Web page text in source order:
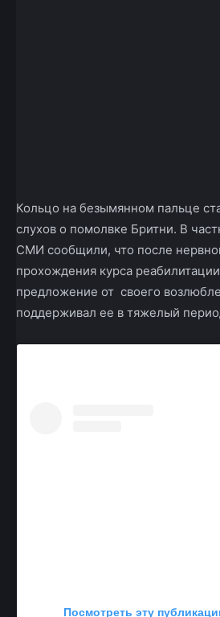
Кольцо на безымянном пальце
слухов о помолвке Бритни. В
СМИ сообщили, что после
прохождения курса
предложение от своего
поддерживал ее в тяжелый
Посмотреть эту